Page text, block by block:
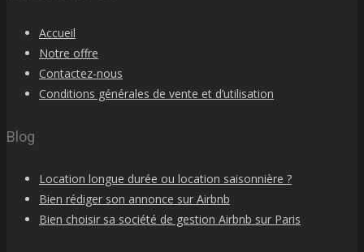
Accueil
Notre offre
Contactez-nous
Conditions générales de vente et d’utilisation
Blog
Location longue durée ou location saisonnière ?
Bien rédiger son annonce sur Airbnb
Bien choisir sa société de gestion Airbnb sur Paris